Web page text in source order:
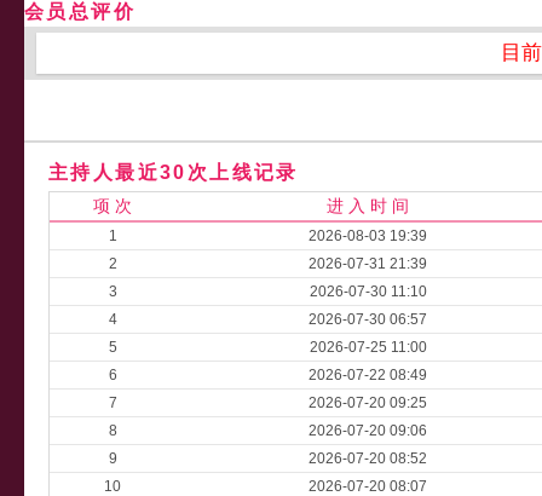
会员总评价
目
主持人最近30次上线记录
项 次 进 入 时 间
1
2026-08-03 19:39
2
2026-07-31 21:39
3
2026-07-30 11:10
4
2026-07-30 06:57
5
2026-07-25 11:00
6
2026-07-22 08:49
7
2026-07-20 09:25
8
2026-07-20 09:06
9
2026-07-20 08:52
10
2026-07-20 08:07